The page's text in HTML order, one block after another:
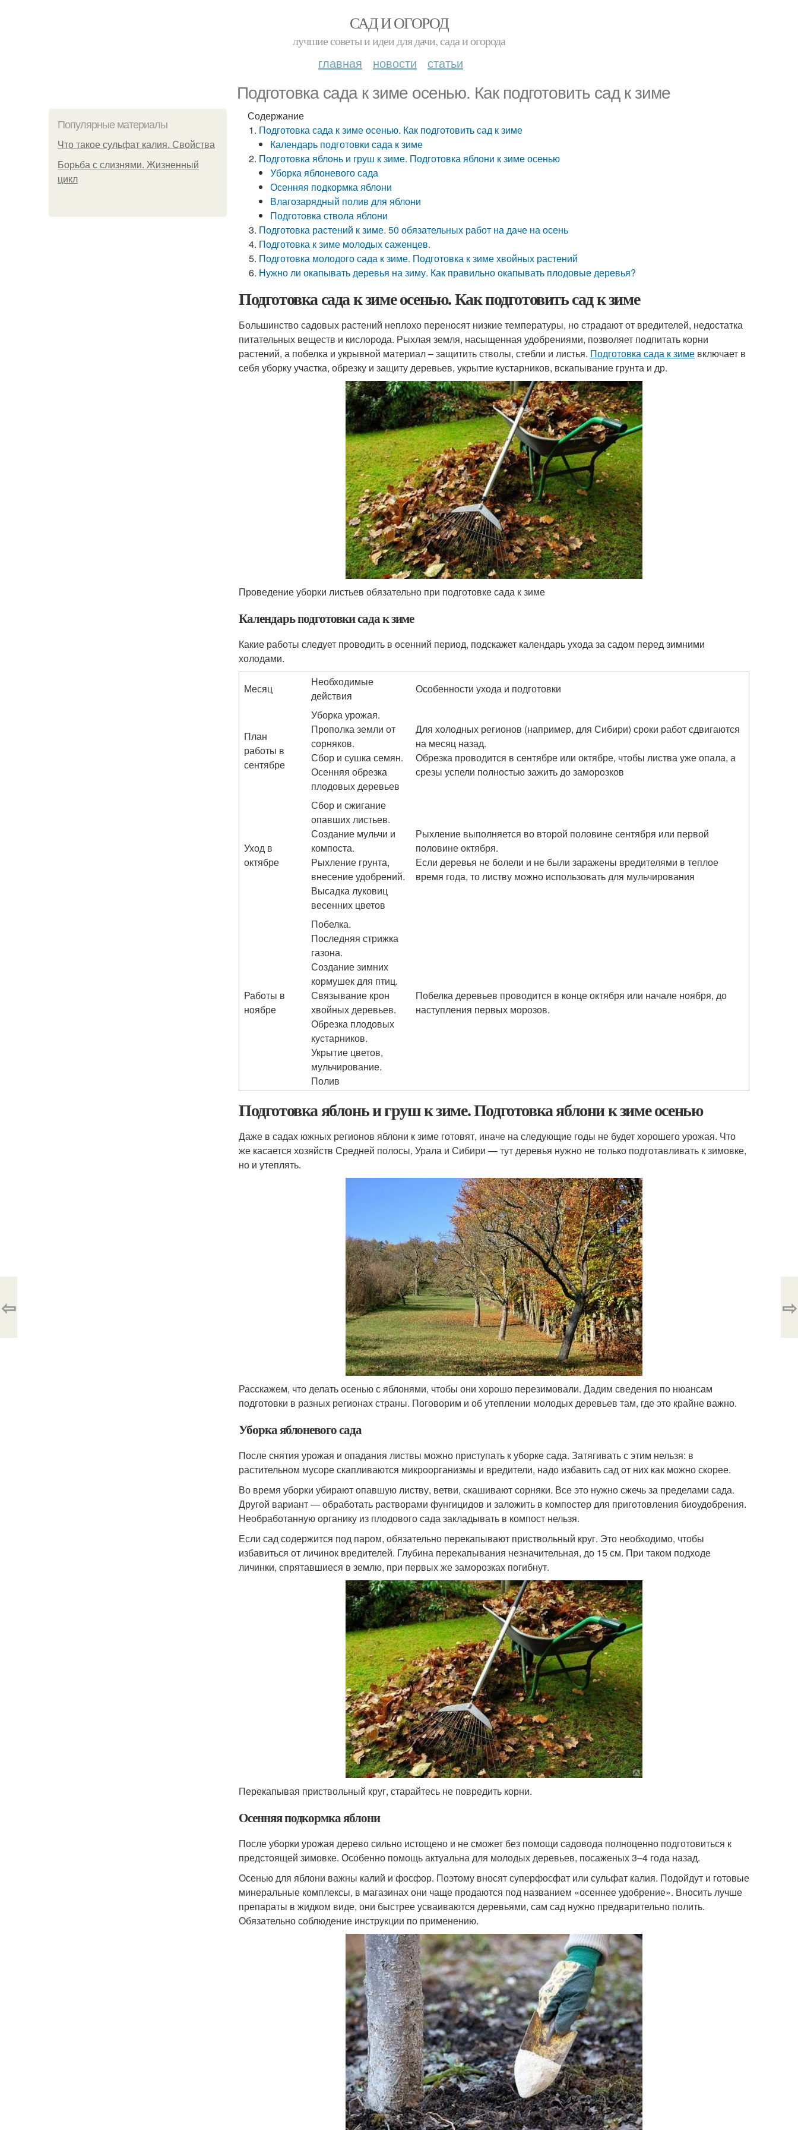
САД И ОГОРОД
лучшие советы и идеи для дачи, сада и огорода
главная новости статьи
Подготовка сада к зиме осенью. Как подготовить сад к зиме
Популярные материалы
Что такое сульфат калия. Свойства
Борьба с слизнями. Жизненный
цикл
Содержание
Подготовка сада к зиме осенью. Как подготовить сад к зиме
Календарь подготовки сада к зиме
Подготовка яблонь и груш к зиме. Подготовка яблони к зиме осенью
Уборка яблоневого сада
Осенняя подкормка яблони
Влагозарядный полив для яблони
Подготовка ствола яблони
Подготовка растений к зиме. 50 обязательных работ на даче на осень
Подготовка к зиме молодых саженцев.
Подготовка молодого сада к зиме. Подготовка к зиме хвойных растений
Нужно ли окапывать деревья на зиму. Как правильно окапывать плодовые деревья?
Подготовка сада к зиме осенью. Как подготовить сад к зиме
Большинство садовых растений неплохо переносят низкие температуры, но страдают от вредителей, недостатка
питательных веществ и кислорода. Рыхлая земля, насыщенная удобрениями, позволяет подпитать корни
растений, а побелка и укрывной материал – защитить стволы, стебли и листья. Подготовка сада к зиме включает в
себя уборку участка, обрезку и защиту деревьев, укрытие кустарников, вскапывание грунта и др.
Проведение уборки листьев обязательно при подготовке сада к зиме
Календарь подготовки сада к зиме
Какие работы следует проводить в осенний период, подскажет календарь ухода за садом перед зимними
холодами.
Месяц
Необходимые
действия
Особенности ухода и подготовки
План
работы в
сентябре
Уборка урожая.
Прополка земли от
сорняков.
Сбор и сушка семян.
Осенняя обрезка
плодовых деревьев
Для холодных регионов (например, для Сибири) сроки работ сдвигаются
на месяц назад.
Обрезка проводится в сентябре или октябре, чтобы листва уже опала, а
срезы успели полностью зажить до заморозков
Уход в
октябре
Сбор и сжигание
опавших листьев.
Создание мульчи и
компоста.
Рыхление грунта,
внесение удобрений.
Высадка луковиц
весенних цветов
Рыхление выполняется во второй половине сентября или первой
половине октября.
Если деревья не болели и не были заражены вредителями в теплое
время года, то листву можно использовать для мульчирования
Работы в
ноябре
Побелка.
Последняя стрижка
газона.
Создание зимних
кормушек для птиц.
Связывание крон
хвойных деревьев.
Обрезка плодовых
кустарников.
Укрытие цветов,
мульчирование.
Полив
Побелка деревьев проводится в конце октября или начале ноября, до
наступления первых морозов.
Подготовка яблонь и груш к зиме. Подготовка яблони к зиме осенью
Даже в садах южных регионов яблони к зиме готовят, иначе на следующие годы не будет хорошего урожая. Что
же касается хозяйств Средней полосы, Урала и Сибири — тут деревья нужно не только подготавливать к зимовке,
но и утеплять.
Расскажем, что делать осенью с яблонями, чтобы они хорошо перезимовали. Дадим сведения по нюансам
подготовки в разных регионах страны. Поговорим и об утеплении молодых деревьев там, где это крайне важно.
Уборка яблоневого сада
После снятия урожая и опадания листвы можно приступать к уборке сада. Затягивать с этим нельзя: в
растительном мусоре скапливаются микроорганизмы и вредители, надо избавить сад от них как можно скорее.
Во время уборки убирают опавшую листву, ветви, скашивают сорняки. Все это нужно сжечь за пределами сада.
Другой вариант — обработать растворами фунгицидов и заложить в компостер для приготовления биоудобрения.
Необработанную органику из плодового сада закладывать в компост нельзя.
Если сад содержится под паром, обязательно перекапывают приствольный круг. Это необходимо, чтобы
избавиться от личинок вредителей. Глубина перекапывания незначительная, до 15 см. При таком подходе
личинки, спрятавшиеся в землю, при первых же заморозках погибнут.
Перекапывая приствольный круг, старайтесь не повредить корни.
Осенняя подкормка яблони
После уборки урожая дерево сильно истощено и не сможет без помощи садовода полноценно подготовиться к
предстоящей зимовке. Особенно помощь актуальна для молодых деревьев, посаженых 3–4 года назад.
Осенью для яблони важны калий и фосфор. Поэтому вносят суперфосфат или сульфат калия. Подойдут и готовые
минеральные комплексы, в магазинах они чаще продаются под названием «осеннее удобрение». Вносить лучше
препараты в жидком виде, они быстрее усваиваются деревьями, сам сад нужно предварительно полить.
Обязательно соблюдение инструкции по применению.
⇦ ⇨